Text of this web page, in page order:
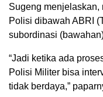
Sugeng menjelaskan,
Polisi dibawah ABRI
subordinasi
“Jadi ketika ada
Polisi Militer bisa
tidak berdaya,”